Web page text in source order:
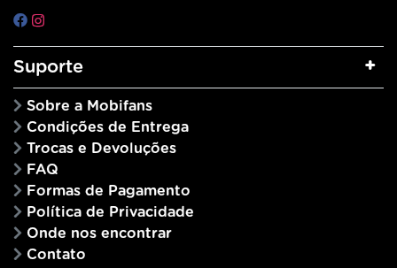
Suporte
Sobre a Mobifans
Condições de Entrega
Trocas e Devoluções
FAQ
Formas de Pagamento
Política de Privacidade
Onde nos encontrar
Contato